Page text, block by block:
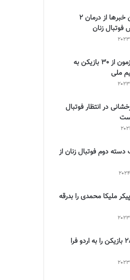
تازه‌ترین خبرها از درمان ۲
زنان
دعوت آزمون از 30 بازیکن به
ملی
در انتظار فوتبال
دسته دوم فوتبال زنان از
ملیکا محمدی را بدرقه
آزمون 28 بازیکن را به اردو فرا